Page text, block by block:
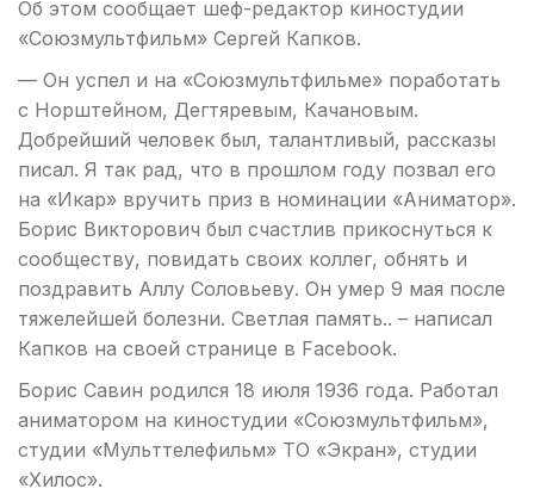
Об этом сообщает шеф-редактор киностудии
«Союзмультфильм» Сергей Капков.
— Он успел и на «Союзмультфильме» поработать
с Норштейном, Дегтяревым, Качановым.
Добрейший человек был, талантливый, рассказы
писал. Я так рад, что в прошлом году позвал его
на «Икар» вручить приз в номинации «Аниматор».
Борис Викторович был счастлив прикоснуться к
сообществу, повидать своих коллег, обнять и
поздравить Аллу Соловьеву. Он умер 9 мая после
тяжелейшей болезни. Светлая память.. – написал
Капков на своей странице в Facebook.
Борис Савин родился 18 июля 1936 года. Работал
аниматором на киностудии «Союзмультфильм»,
студии «Мульттелефильм» ТО «Экран», студии
«Хилос».